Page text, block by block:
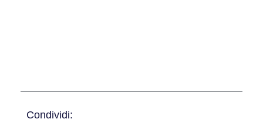
Condividi: